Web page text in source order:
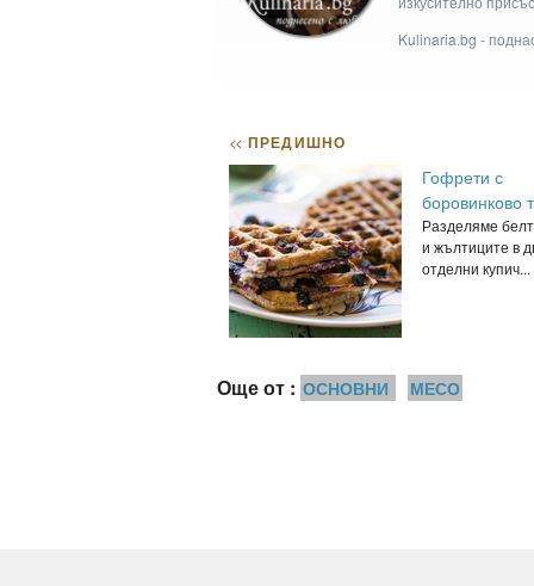
Kulinaria.bg -
<< ПРЕДИШНО
Гофрети с
боровинково
Разделяме
и жълтиците в
отделни купич...
Още от : ОСНОВНИ МЕСО